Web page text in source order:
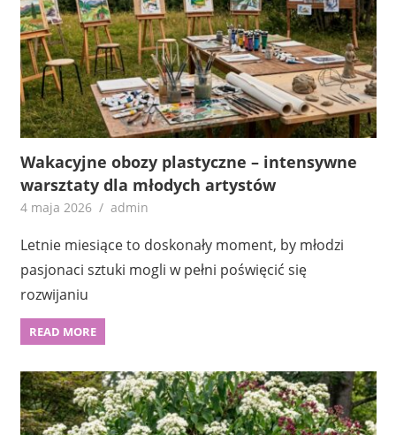
Wakacyjne obozy plastyczne – intensywne
warsztaty dla młodych artystów
4 maja 2026 admin
Letnie miesiące to doskonały moment, by młodzi
pasjonaci sztuki mogli w pełni poświęcić się
rozwijaniu
READ MORE